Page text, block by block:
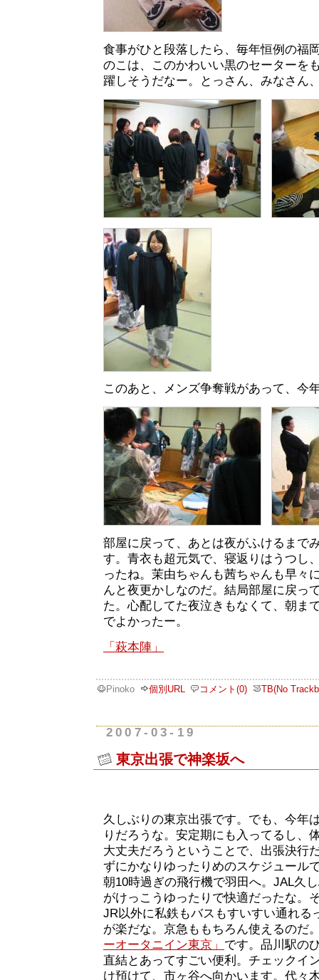
食事がひと段落したら、毎年恒例の福
のこは、このかわいい黒のセーターを
躍しそうだなー。とっさん、みなさん
このあと、メンズ争奪戦があって、今
部屋に戻って、あとは夜がふけるまで
す。青衣も超元気で、寝返りはうつし
ったね。茉由ちゃんも茜ちゃんも早々
んと夜更かしなのだ。結局部屋に戻っ
た。心配してた夜泣きもなくて、朝ま
でよかったー。
「萩本陣」
Pinoko 個別URL コメント(0) TB(No
2007-03-19
東京出張で神楽坂へ
久しぶりの東京出張です。でも、今年
りだろうな。安定期にも入ってるし、
大丈夫だろうということで、出張決行
ずにかなりゆったりめのスケジュール
朝10時過ぎの飛行機で羽田へ。JAL久
がけっこうゆったりで快適だったな。
JR以外に私鉄もバスもすいすい通れる
が楽だな。京急ももちろん使えるのだ
ーオータニイン東京」 です。品川駅の
直結とあってすごい便利。チェックイ
け預けて、市ヶ谷へ向かいます。代々